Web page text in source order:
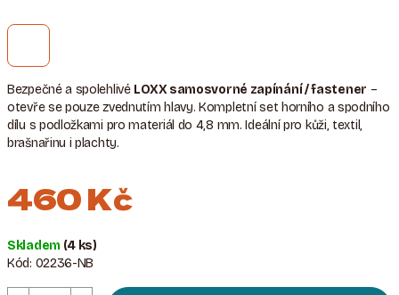
Bezpečné a spolehlivé LOXX samosvorné zapínání / fastener –
otevře se pouze zvednutím hlavy. Kompletní set horního a spodního
dílu s podložkami pro materiál do 4,8 mm. Ideální pro kůži, textil,
brašnařinu i plachty.
460 Kč
cena:
Skladem (4 ks)
Kód: 02236-NB